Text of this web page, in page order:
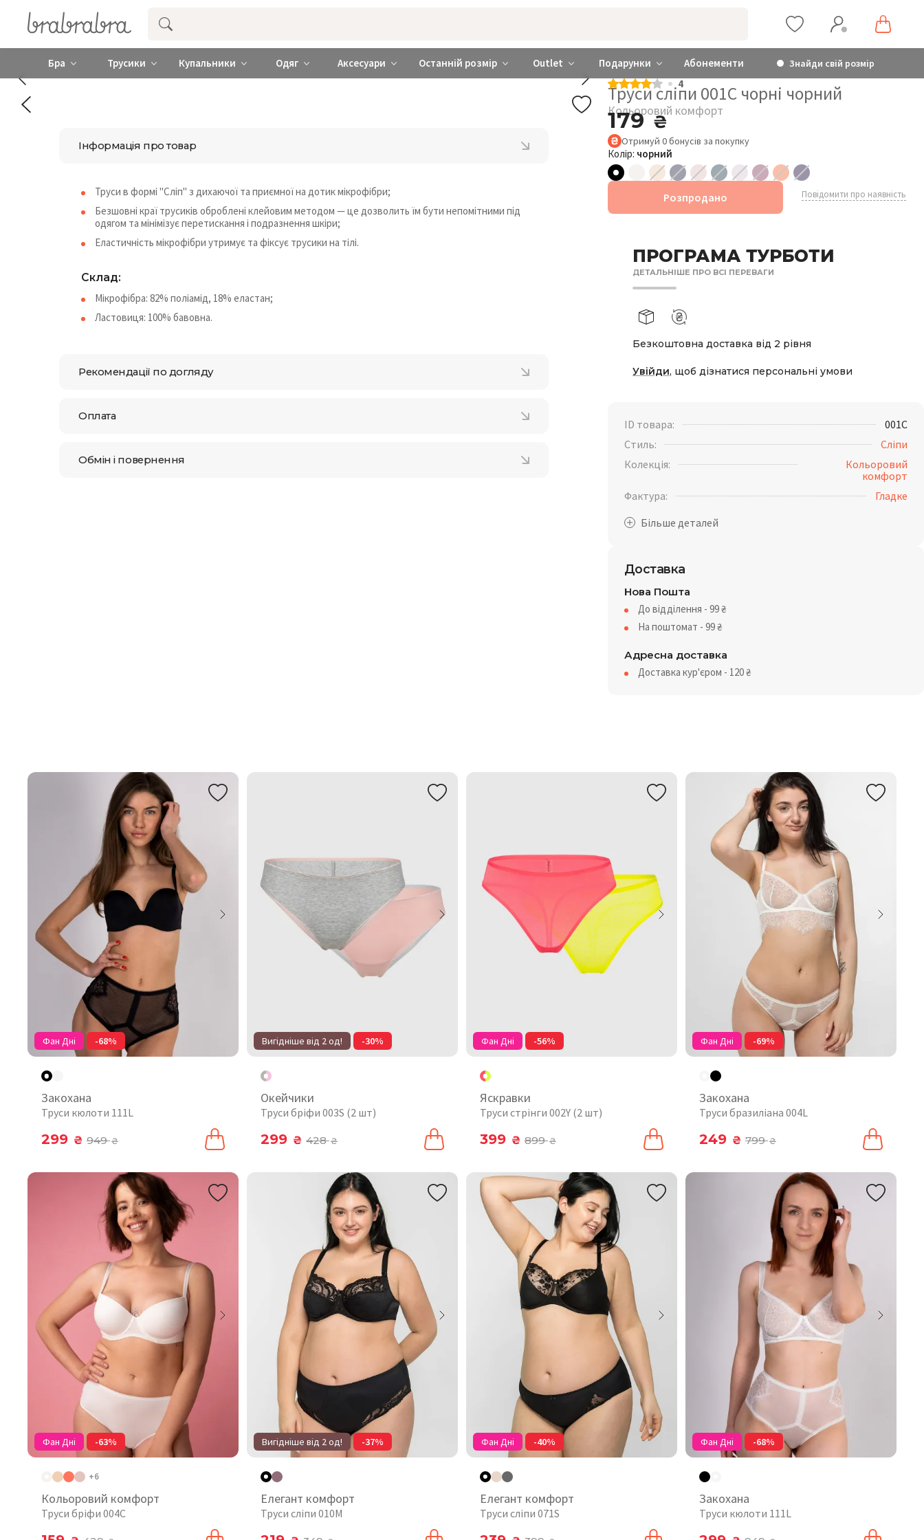
Купити нижню жіночу білизну ❤️ brabrabra ❤️ Київ та Україна
Бра Трусики Купальники Одяг Аксесуари Останній розмір Outlet Подарунки Абонементи Знайди свій розмір
4
Труси сліпи 001C чорні чорний
Кольоровий комфорт
179₴
Отримуй 0бонусів за покупку
Колір: чорний
Розпродано Повідомити про наявність
ПРОГРАМА ТУРБОТИ
ДЕТАЛЬНІШЕ ПРО ВСІ ПЕРЕВАГИ
Безкоштовна доставка від 2 рівня
Увійди, щоб дізнатися персональні умови
ID товара:
001C
Стиль:
Сліпи
Колекція:
Кольоровий
комфорт
Фактура:
Гладке
Доставка
Нова Пошта
До відділення - 99₴
На поштомат - 99₴
Адресна доставка
Доставка кур'єром - 120₴
Інформація про товар
Труси в формі "Сліп" з дихаючої та приємної на дотик мікрофібри;
Безшовні краї трусиків оброблені клейовим методом — це дозволить їм бути непомітними під
одягом та мінімізує перетискання і подразнення шкіри;
Еластичність мікрофібри утримує та фіксує трусики на тілі.
Склад:
Мікрофібра: 82% поліамід, 18% еластан;
Ластовиця: 100% бавовна.
Рекомендації по догляду
Оплата
Обмін і повернення
Фан Дні -68%
Закохана
Труси кюлоти 111L
299 ₴ 949₴
Вигідніше від 2 од! -30%
Окейчики
Труси бріфи 003S (2 шт)
299 ₴ 428₴
Фан Дні -56%
Яскравки
Труси стрінги 002Y (2 шт)
399 ₴ 899₴
Фан Дні -69%
Закохана
Труси бразиліана 004L
249 ₴ 799₴
Фан Дні -63%
+6
Кольоровий комфорт
Труси бріфи 004C
Вигідніше від 2 од! -37%
Елегант комфорт
Труси сліпи 010М
Фан Дні -40%
Елегант комфорт
Труси сліпи 071S
Фан Дні -68%
Закохана
Труси кюлоти 111L